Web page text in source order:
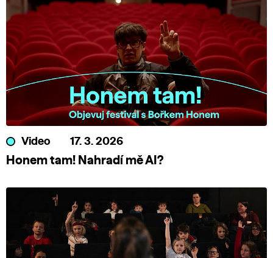
Video 17. 3. 2026
Honem tam! Nahradí mě AI?